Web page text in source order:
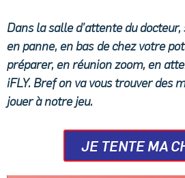
Dans la salle d’attente du
en panne, en bas de chez votre
préparer, en réunion zoom, en
iFLY. Bref on va vous trouver des
jouer à notre jeu.
JE TENTE MA